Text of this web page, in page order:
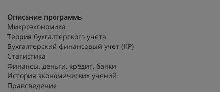
Описание программы
Микроэкономика
Теория бухгалтерского учета
Бухгалтерский финансовый учет (КР)
Статистика
Финансы, деньги, кредит, банки
История экономических учений
Правоведение